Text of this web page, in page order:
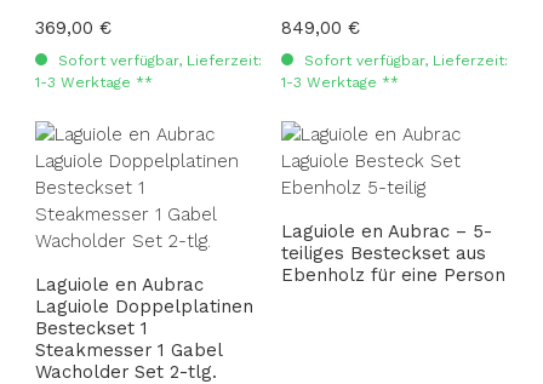
Regulärer Preis:
369,00 €
Sofort verfügbar, Lieferzeit:
1-3 Werktage **
Regulärer Preis:
849,00 €
Sofort verfügbar, Lieferzeit:
1-3 Werktage **
Laguiole en Aubrac
Laguiole Doppelplatinen
Besteckset 1
Steakmesser 1 Gabel
Wacholder Set 2-tlg.
Laguiole en Aubrac – 5-
teiliges Besteckset aus
Ebenholz für eine Person